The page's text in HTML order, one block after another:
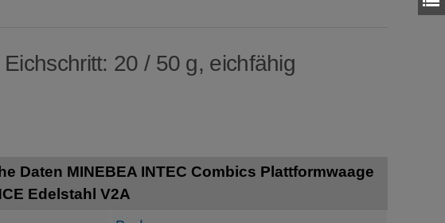
20 / 50 g, eichfähig
Daten MINEBEA INTEC Combics Plattformwaage
Edelstahl V2A